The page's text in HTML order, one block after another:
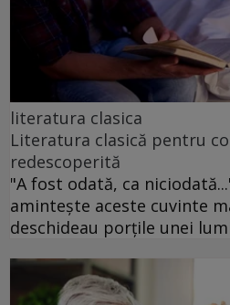
literatura clasica
Literatura clasică pentru
redescoperită
"A fost odată, ca
amintește aceste cuvinte
deschideau porțile unei